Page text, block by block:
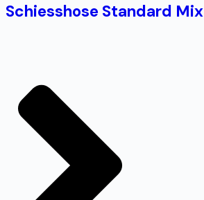
Schiesshose Standard Mix